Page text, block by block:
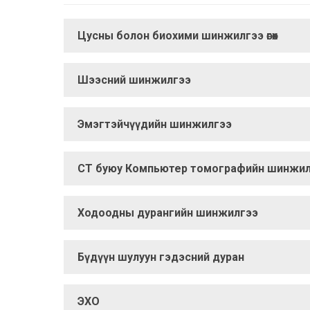
Цусны болон биохими шинжилгээ өгөх
Шээсний шинжилгээ
Эмэгтэйчүүдийн шинжилгээ
СТ буюу Компьютер томографийн
Ходоодны дурангийн шинжилгээ
Бүдүүн шулуун гэдэсний дуран
ЭХО